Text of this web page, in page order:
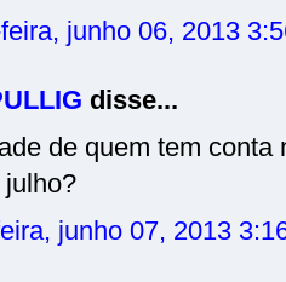
junho 06, 2013
disse...
de quem tem conta
julho?
junho 07, 2013